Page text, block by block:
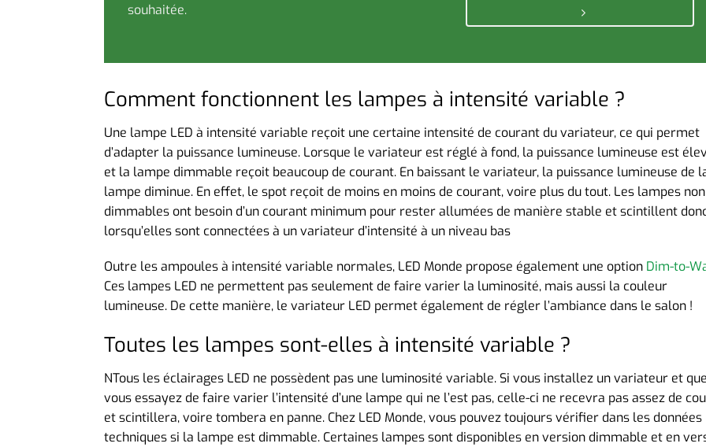
souhaitée.
Comment fonctionnent les lampes à intensité variable ?
Une lampe LED à intensité variable reçoit une certaine intensité de courant du variateur, ce qui permet
d’adapter la puissance lumineuse. Lorsque le variateur est réglé à fond, la puissance lumineuse est
et la lampe dimmable reçoit beaucoup de courant. En baissant le variateur, la puissance lumineuse de
lampe diminue. En effet, le spot reçoit de moins en moins de courant, voire plus du tout. Les lampes non
dimmables ont besoin d’un courant minimum pour rester allumées de manière stable et scintillent
lorsqu’elles sont connectées à un variateur d’intensité à un niveau bas
Outre les ampoules à intensité variable normales, LED Monde propose également une option Dim-to-
Ces lampes LED ne permettent pas seulement de faire varier la luminosité, mais aussi la couleur
lumineuse. De cette manière, le variateur LED permet également de régler l’ambiance dans le salon !
Toutes les lampes sont-elles à intensité variable ?
NTous les éclairages LED ne possèdent pas une luminosité variable. Si vous installez un variateur et que
vous essayez de faire varier l’intensité d’une lampe qui ne l’est pas, celle-ci ne recevra pas assez de
et scintillera, voire tombera en panne. Chez LED Monde, vous pouvez toujours vérifier dans les données
techniques si la lampe est dimmable. Certaines lampes sont disponibles en version dimmable et en